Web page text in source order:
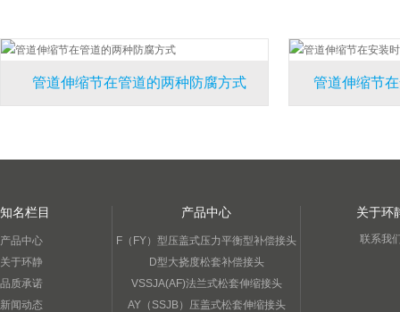
管道伸缩节在管道的两种防腐方式 管道伸缩节
知名栏目
产品中心
关于环静
品质承诺
新闻动态
产品中心
F（FY）型压盖式压力平衡型补偿接头
D型大挠度松套补偿接头
VSSJA(AF)法兰式松套伸缩接头
AY（SSJB）压盖式松套伸缩接头
关于环
联系我